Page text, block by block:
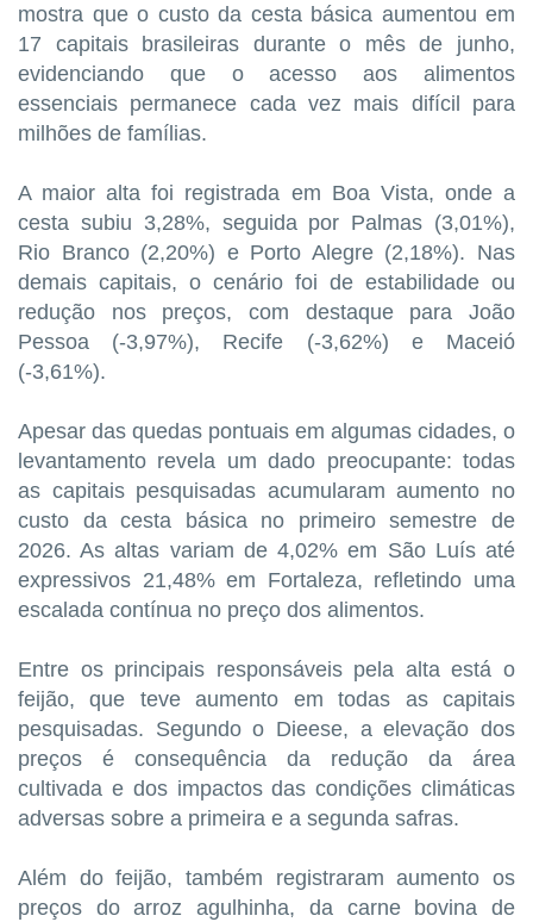
mostra que o custo da cesta básica aumentou em
17 capitais brasileiras durante o mês de junho,
evidenciando que o acesso aos alimentos
essenciais permanece cada vez mais difícil para
milhões de famílias.
A maior alta foi registrada em Boa Vista, onde a
cesta subiu 3,28%, seguida por Palmas (3,01%),
Rio Branco (2,20%) e Porto Alegre (2,18%). Nas
demais capitais, o cenário foi de estabilidade ou
redução nos preços, com destaque para João
Pessoa (-3,97%), Recife (-3,62%) e Maceió
(-3,61%).
Apesar das quedas pontuais em algumas cidades, o
levantamento revela um dado preocupante: todas
as capitais pesquisadas acumularam aumento no
custo da cesta básica no primeiro semestre de
2026. As altas variam de 4,02% em São Luís até
expressivos 21,48% em Fortaleza, refletindo uma
escalada contínua no preço dos alimentos.
Entre os principais responsáveis pela alta está o
feijão, que teve aumento em todas as capitais
pesquisadas. Segundo o Dieese, a elevação dos
preços é consequência da redução da área
cultivada e dos impactos das condições climáticas
adversas sobre a primeira e a segunda safras.
Além do feijão, também registraram aumento os
preços do arroz agulhinha, da carne bovina de